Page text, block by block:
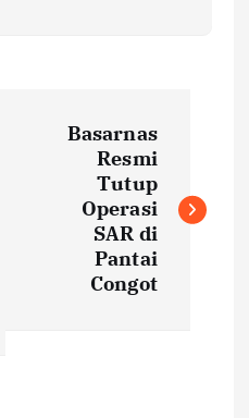
Basarnas
Resmi
Tutup
Operasi
SAR di
Pantai
Congot